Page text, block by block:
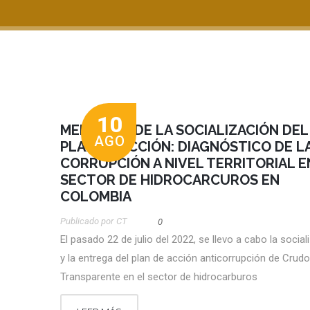
10
AGO
MEMORIAS DE LA SOCIALIZACIÓN DEL
PLAN DE ACCIÓN: DIAGNÓSTICO DE
CORRUPCIÓN A NIVEL TERRITORIAL
SECTOR DE HIDROCARCUROS EN
COLOMBIA
Publicado por CT 0
El pasado 22 de julio del 2022, se llevo a cabo la
y la entrega del plan de acción anticorrupción de Crudo
Transparente en el sector de hidrocarburos